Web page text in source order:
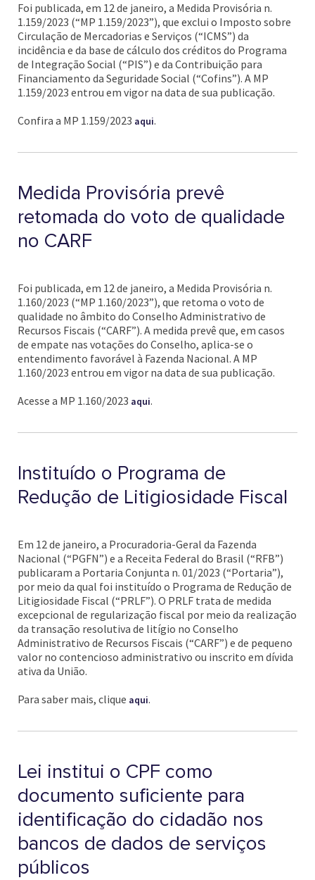
Foi publicada, em 12 de janeiro, a Medida Provisória n.
1.159/2023 (“MP 1.159/2023”), que exclui o Imposto sobre
Circulação de Mercadorias e Serviços (“ICMS”) da
incidência e da base de cálculo dos créditos do Programa
de Integração Social (“PIS”) e da Contribuição para
Financiamento da Seguridade Social (“Cofins”). A MP
1.159/2023 entrou em vigor na data de sua publicação.
Confira a MP 1.159/2023 aqui.
Medida Provisória prevê
retomada do voto de qualidade
no CARF
Foi publicada, em 12 de janeiro, a Medida Provisória n.
1.160/2023 (“MP 1.160/2023”), que retoma o voto de
qualidade no âmbito do Conselho Administrativo de
Recursos Fiscais (“CARF”). A medida prevê que, em casos
de empate nas votações do Conselho, aplica-se o
entendimento favorável à Fazenda Nacional. A MP
1.160/2023 entrou em vigor na data de sua publicação.
Acesse a MP 1.160/2023 aqui.
Instituído o Programa de
Redução de Litigiosidade Fiscal
Em 12 de janeiro, a Procuradoria-Geral da Fazenda
Nacional (“PGFN”) e a Receita Federal do Brasil (“RFB”)
publicaram a Portaria Conjunta n. 01/2023 (“Portaria”),
por meio da qual foi instituído o Programa de Redução de
Litigiosidade Fiscal (“PRLF”). O PRLF trata de medida
excepcional de regularização fiscal por meio da realização
da transação resolutiva de litígio no Conselho
Administrativo de Recursos Fiscais (“CARF”) e de pequeno
valor no contencioso administrativo ou inscrito em dívida
ativa da União.
Para saber mais, clique aqui.
Lei institui o CPF como
documento suficiente para
identificação do cidadão nos
bancos de dados de serviços
públicos